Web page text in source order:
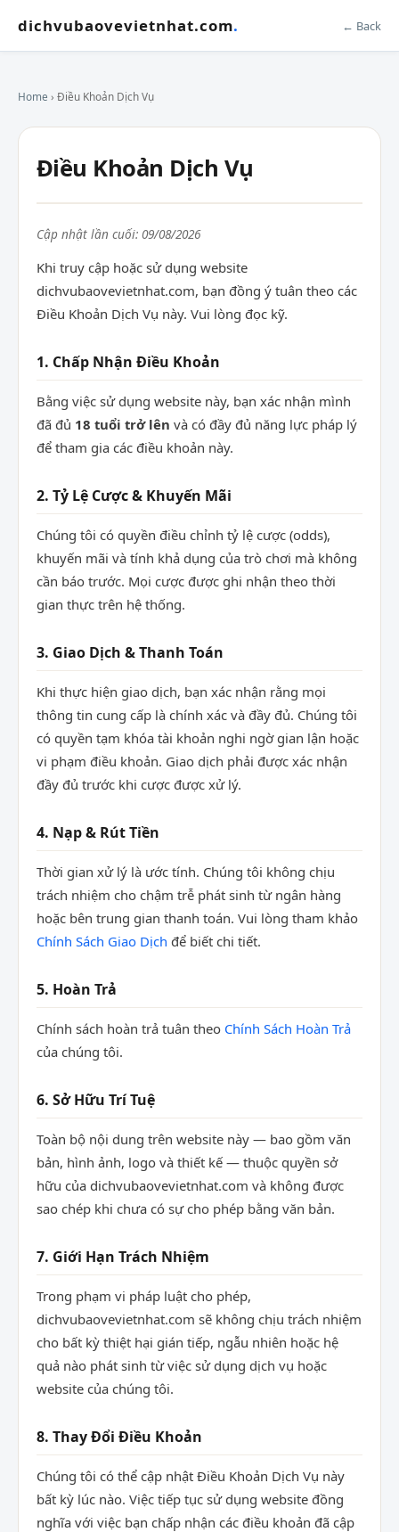
dichvubaovevietnhat.com. ← Back
Home › Điều Khoản Dịch Vụ
Điều Khoản Dịch Vụ
Cập nhật lần cuối: 09/08/2026
Khi truy cập hoặc sử dụng website
dichvubaovevietnhat.com, bạn đồng ý tuân theo các
Điều Khoản Dịch Vụ này. Vui lòng đọc kỹ.
1. Chấp Nhận Điều Khoản
Bằng việc sử dụng website này, bạn xác nhận mình
đã đủ 18 tuổi trở lên và có đầy đủ năng lực pháp lý
để tham gia các điều khoản này.
2. Tỷ Lệ Cược & Khuyến Mãi
Chúng tôi có quyền điều chỉnh tỷ lệ cược (odds),
khuyến mãi và tính khả dụng của trò chơi mà không
cần báo trước. Mọi cược được ghi nhận theo thời
gian thực trên hệ thống.
3. Giao Dịch & Thanh Toán
Khi thực hiện giao dịch, bạn xác nhận rằng mọi
thông tin cung cấp là chính xác và đầy đủ. Chúng tôi
có quyền tạm khóa tài khoản nghi ngờ gian lận hoặc
vi phạm điều khoản. Giao dịch phải được xác nhận
đầy đủ trước khi cược được xử lý.
4. Nạp & Rút Tiền
Thời gian xử lý là ước tính. Chúng tôi không chịu
trách nhiệm cho chậm trễ phát sinh từ ngân hàng
hoặc bên trung gian thanh toán. Vui lòng tham khảo
Chính Sách Giao Dịch để biết chi tiết.
5. Hoàn Trả
Chính sách hoàn trả tuân theo Chính Sách Hoàn Trả
của chúng tôi.
6. Sở Hữu Trí Tuệ
Toàn bộ nội dung trên website này — bao gồm văn
bản, hình ảnh, logo và thiết kế — thuộc quyền sở
hữu của dichvubaovevietnhat.com và không được
sao chép khi chưa có sự cho phép bằng văn bản.
7. Giới Hạn Trách Nhiệm
Trong phạm vi pháp luật cho phép,
dichvubaovevietnhat.com sẽ không chịu trách nhiệm
cho bất kỳ thiệt hại gián tiếp, ngẫu nhiên hoặc hệ
quả nào phát sinh từ việc sử dụng dịch vụ hoặc
website của chúng tôi.
8. Thay Đổi Điều Khoản
Chúng tôi có thể cập nhật Điều Khoản Dịch Vụ này
bất kỳ lúc nào. Việc tiếp tục sử dụng website đồng
nghĩa với việc bạn chấp nhận các điều khoản đã cập